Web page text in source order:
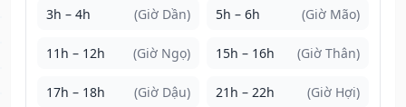
3h – 4h (Giờ Dần) 5h – 6h (Giờ Mão)
11h – 12h (Giờ Ngọ) 15h – 16h (Giờ Thân)
17h – 18h (Giờ Dậu) 21h – 22h (Giờ Hợi)